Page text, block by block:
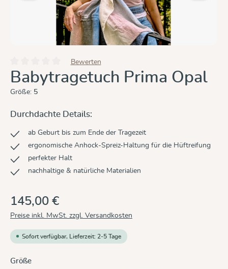
Durchschnittliche Bewertung von 0 von 5 Sternen
Bewerten
Babytragetuch Prima Opal
Größe: 5
Durchdachte Details:
ab Geburt bis zum Ende der Tragezeit
ergonomische Anhock-Spreiz-Haltung für die Hüftreifung
perfekter Halt
nachhaltige & natürliche Materialien
145,00 €
Preise inkl. MwSt. zzgl. Versandkosten
Sofort verfügbar, Lieferzeit: 2-5 Tage
Größeauswählen